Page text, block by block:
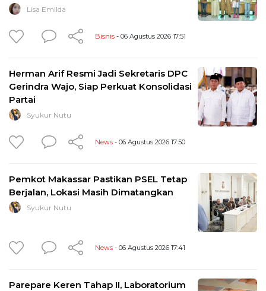
Lisa Emilda
Bisnis - 06 Agustus 2026 17:51
Herman Arif Resmi Jadi Sekretaris DPC
Gerindra Wajo, Siap Perkuat Konsolidasi
Partai
Syukur Nutu
News - 06 Agustus 2026 17:50
Pemkot Makassar Pastikan PSEL Tetap
Berjalan, Lokasi Masih Dimatangkan
Syukur Nutu
News - 06 Agustus 2026 17:41
Parepare Keren Tahap II, Laboratorium